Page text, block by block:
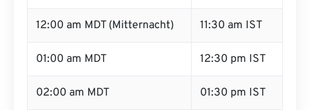
12:00 am MDT (Mitternacht) 11:30 am IST
01:00 am MDT 12:30 pm IST
02:00 am MDT 01:30 pm IST